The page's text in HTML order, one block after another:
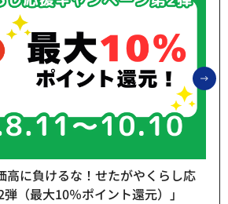
高に負けるな！せたがやくらし応
（最大10％ポイント還元）」